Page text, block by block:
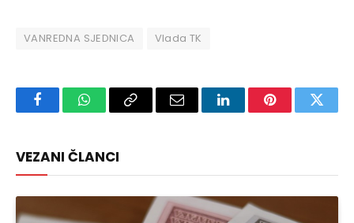
VANREDNA SJEDNICA Vlada TK
FacebookWhatsAppCopy
Email LinkedInPinterest
VEZANI ČLANCI